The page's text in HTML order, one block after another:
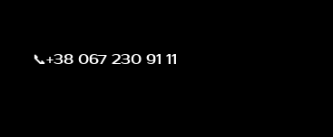
📞+38 067 230 91 11